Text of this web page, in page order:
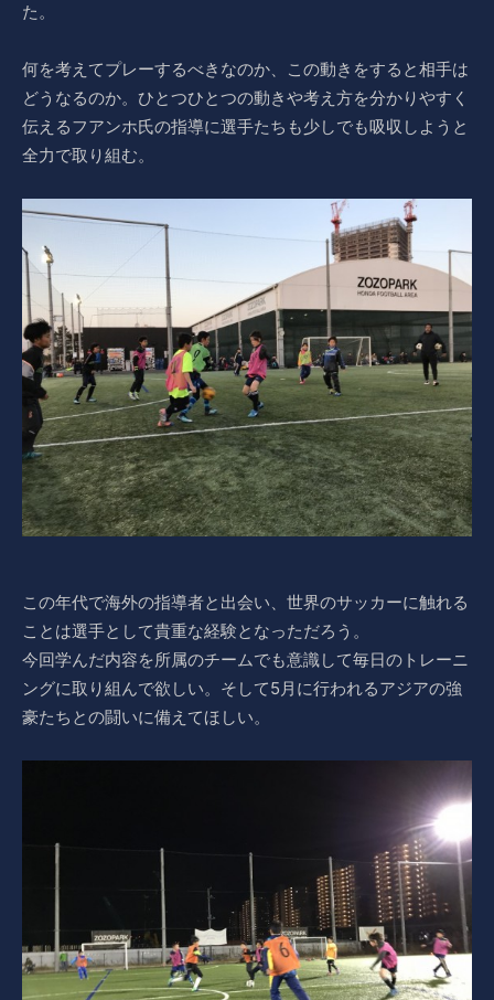
た。
何を考えてプレーするべきなのか、この動きをすると相手は
どうなるのか。ひとつひとつの動きや考え方を分かりやすく
伝えるフアンホ氏の指導に選手たちも少しでも吸収しようと
全力で取り組む。
この年代で海外の指導者と出会い、世界のサッカーに触れる
ことは選手として貴重な経験となっただろう。
今回学んだ内容を所属のチームでも意識して毎日のトレーニ
ングに取り組んで欲しい。そして5月に行われるアジアの強
豪たちとの闘いに備えてほしい。